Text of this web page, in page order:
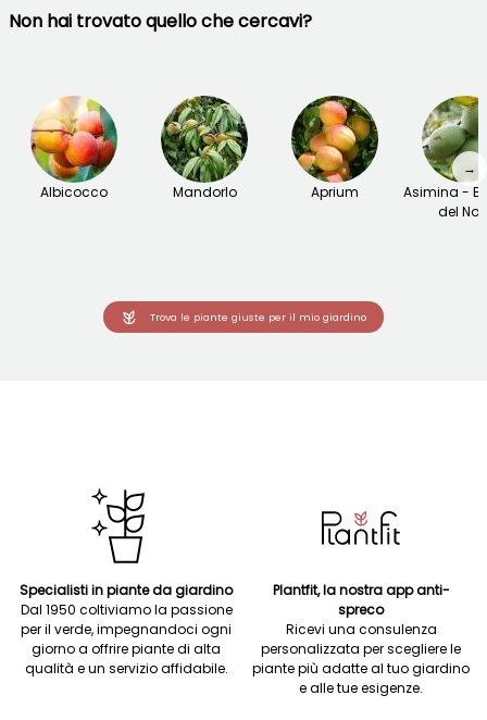
Non hai trovato quello che cercavi?
Albicocco Mandorlo Aprium
Asimina -
del
→
Trova le piante giuste per il mio giardino
Specialisti in piante da giardino
Dal 1950 coltiviamo la passione
per il verde, impegnandoci ogni
giorno a offrire piante di alta
qualità e un servizio affidabile.
Plantfit, la nostra app anti-
spreco
Ricevi una consulenza
personalizzata per scegliere le
piante più adatte al tuo giardino
e alle tue esigenze.